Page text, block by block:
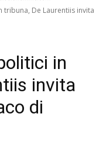
De Laurentiis invita
in
invita
di